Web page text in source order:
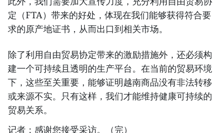
定（FTA）带来的好处，体现在我们能够获得符合要
求的原产地证书，从而出口到相关市场。
除了利用自由贸易协定带来的激励措施外，还必须构
建一个可持续且透明的生产平台。在当前的贸易环境
下，这些至关重要，能够证明越南商品没有非法转移
或来源不实。只有这样，我们才能维持健康可持续的
贸易关系。
记者：感谢您接受采访。（完）